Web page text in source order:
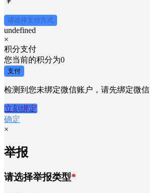
请选择支付方式
undefined
×
积分支付
您当前的积分为0
支付
检测到您未绑定微信账户，请先绑定微信
立刻绑定
确定
×
举报
请选择举报类型*